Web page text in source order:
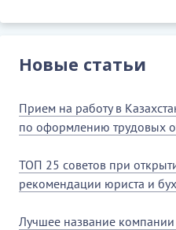
Новые статьи
Прием на работу в
по оформлению трудовых
ТОП 25 советов при
рекомендации юриста и
Лучшее название